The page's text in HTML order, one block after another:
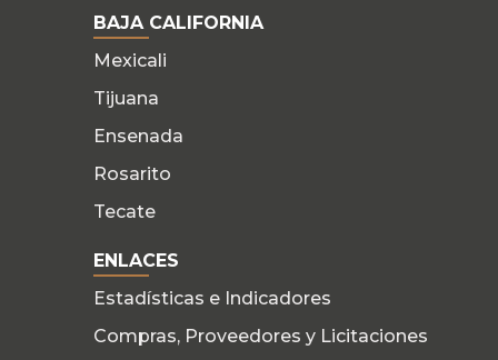
BAJA CALIFORNIA
Mexicali
Tijuana
Ensenada
Rosarito
Tecate
ENLACES
Estadísticas e Indicadores
Compras, Proveedores y Licitaciones